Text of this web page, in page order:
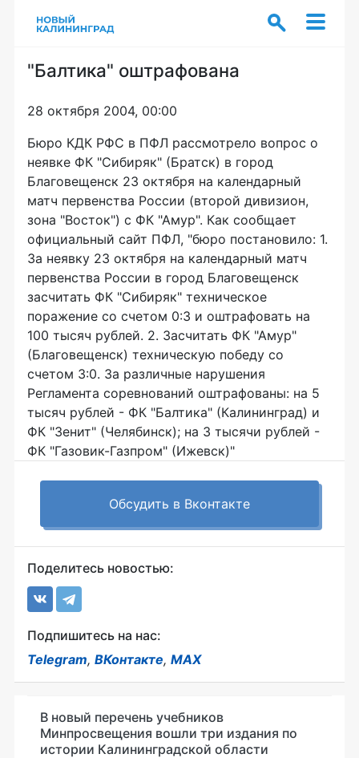
"Балтика" оштрафована
28 октября 2004, 00:00
Бюро КДК РФС в ПФЛ рассмотрело вопрос о
неявке ФК "Сибиряк" (Братск) в город
Благовещенск 23 октября на календарный
матч первенства России (второй дивизион,
зона "Восток") с ФК "Амур". Как сообщает
официальный сайт ПФЛ, "бюро постановило: 1.
За неявку 23 октября на календарный матч
первенства России в город Благовещенск
засчитать ФК "Сибиряк" техническое
поражение со счетом 0:3 и оштрафовать на
100 тысяч рублей. 2. Засчитать ФК "Амур"
(Благовещенск) техническую победу со
счетом 3:0. За различные нарушения
Регламента соревнований оштрафованы: на 5
тысяч рублей - ФК "Балтика" (Калининград) и
ФК "Зенит" (Челябинск); на 3 тысячи рублей -
ФК "Газовик-Газпром" (Ижевск)"
Обсудить в Вконтакте
Поделитесь новостью:
Подпишитесь на нас:
Telegram, ВКонтакте, MAX
В новый перечень учебников
Минпросвещения вошли три издания по
истории Калининградской области